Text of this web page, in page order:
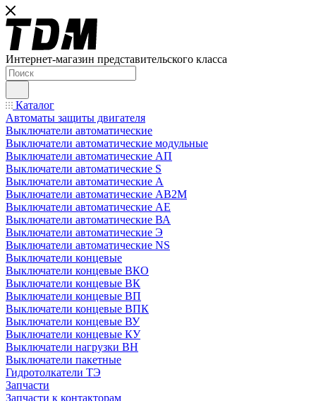
Интернет-магазин представительского класса
Каталог
Автоматы защиты двигателя
Выключатели автоматические
Выключатели автоматические модульные
Выключатели автоматические АП
Выключатели автоматические S
Выключатели автоматические А
Выключатели автоматические АВ2М
Выключатели автоматические АЕ
Выключатели автоматические ВА
Выключатели автоматические Э
Выключатели автоматические NS
Выключатели концевые
Выключатели концевые ВКО
Выключатели концевые ВК
Выключатели концевые ВП
Выключатели концевые ВПК
Выключатели концевые ВУ
Выключатели концевые КУ
Выключатели нагрузки ВН
Выключатели пакетные
Гидротолкатели ТЭ
Запчасти
Запчасти к контакторам